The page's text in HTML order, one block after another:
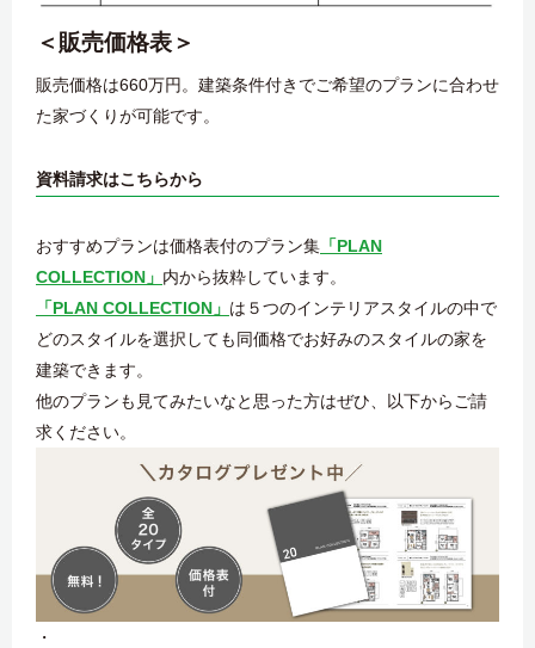
＜販売価格表＞
販売価格は660万円。建築条件付きでご希望のプランに合わせ
た家づくりが可能です。
資料請求はこちらから
おすすめプランは価格表付のプラン集 「PLAN
COLLECTION」 内から抜粋しています。
「PLAN COLLECTION」 は５つのインテリアスタイルの中で
どのスタイルを選択しても同価格でお好みのスタイルの家を
建築できます。
他のプランも見てみたいなと思った方はぜひ、以下からご請
求ください。
・